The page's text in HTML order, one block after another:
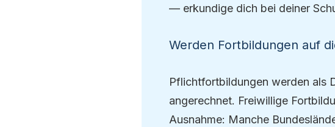
— erkundige dich bei deiner
Werden Fortbildungen auf
Pflichtfortbildungen werden als
angerechnet. Freiwillige
Ausnahme: Manche